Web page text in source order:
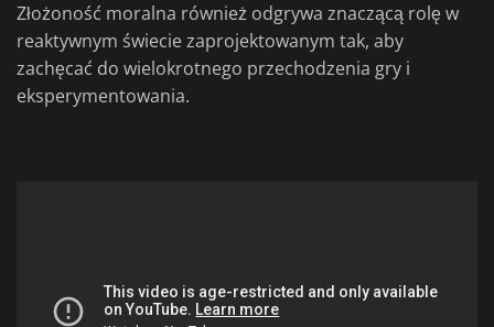
Złożoność moralna również odgrywa znaczącą rolę w
reaktywnym świecie zaprojektowanym tak, aby
zachęcać do wielokrotnego przechodzenia gry i
eksperymentowania.